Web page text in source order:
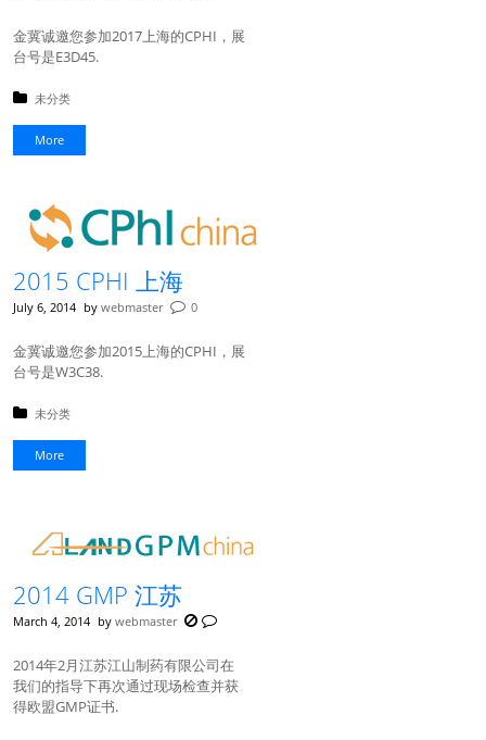
金冀诚邀您参加2017上海的CPHI，展
台号是E3D45.
Posted in:
未分类
More
2015 CPHI 上海
July 6, 2014 by webmaster 0
金冀诚邀您参加2015上海的CPHI，展
台号是W3C38.
Posted in:
未分类
More
2014 GMP 江苏
March 4, 2014 by webmaster
2014年2月江苏江山制药有限公司在
我们的指导下再次通过现场检查并获
得欧盟GMP证书.